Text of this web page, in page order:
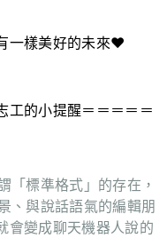
一樣美好的未來❤️
工的小提醒＝＝＝＝＝
標準格式」的存在，
、與說話語氣的編輯朋
會變成聊天機器人說的